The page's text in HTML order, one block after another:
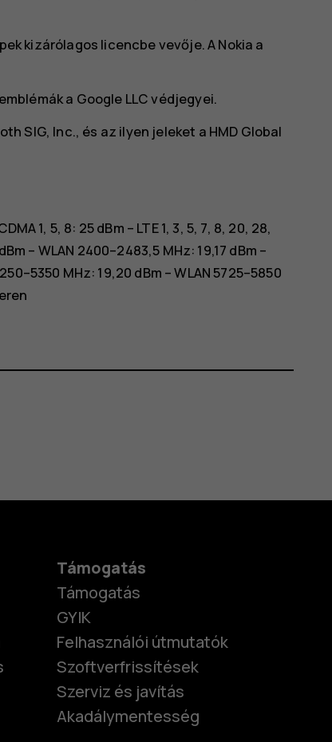
kizárólagos licencbe vevője. A Nokia a
a Google LLC védjegyei.
SIG, Inc., és az ilyen jeleket a HMD Global
1, 5, 8: 25 dBm – LTE 1, 3, 5, 7, 8, 20, 28,
– WLAN 2400–2483,5 MHz: 19,17 dBm –
MHz: 19,20 dBm – WLAN 5725–5850
Támogatás
Támogatás
GYIK
Felhasználói útmutatók
Szoftverfrissítések
Szerviz és javítás
Akadálymentesség